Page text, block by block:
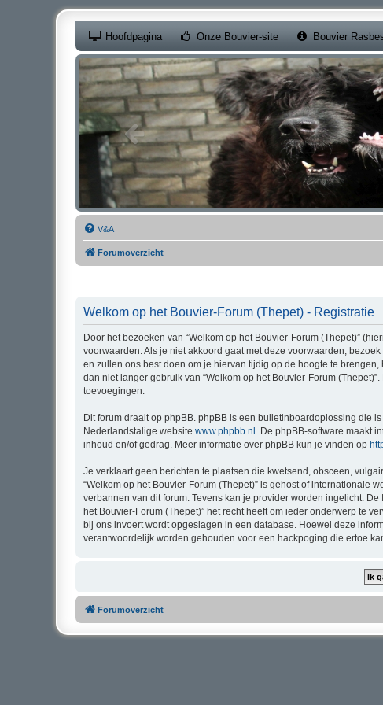
Hoofdpagina Onze Bouvier-site(Opens a new tab)
Bouvier
V&A
Forumoverzicht
Welkom op het Bouvier-Forum (Thepet) - Registratie
Door het bezoeken van “Welkom op het Bouvier-Forum (Thepet)”
voorwaarden. Als je niet akkoord gaat met deze voorwaarden,
en zullen ons best doen om je hiervan tijdig op de hoogte te
dan niet langer gebruik van “Welkom op het Bouvier-Forum
toevoegingen.
Dit forum draait op phpBB. phpBB is een bulletinboardoplossing die
Nederlandstalige website www.phpbb.nl. De phpBB-software maakt
inhoud en/of gedrag. Meer informatie over phpBB kun je vinden op
Je verklaart geen berichten te plaatsen die kwetsend, obsceen,
“Welkom op het Bouvier-Forum (Thepet)” is gehost of
verbannen van dit forum. Tevens kan je provider worden ingelicht.
het Bouvier-Forum (Thepet)” het recht heeft om ieder onderwerp te
bij ons invoert wordt opgeslagen in een database. Hoewel deze
verantwoordelijk worden gehouden voor een hackpoging die ertoe
Forumoverzicht